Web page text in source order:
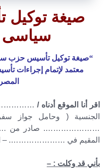
صيغة
“صيغة توكيل تأسيس حزب
معتمد لإتمام إجراءات
اقر أنا الموقع أدناه /
الجنسية ( وحامل جواز
المقيم في …………………. –
بأني قد وكلت : –